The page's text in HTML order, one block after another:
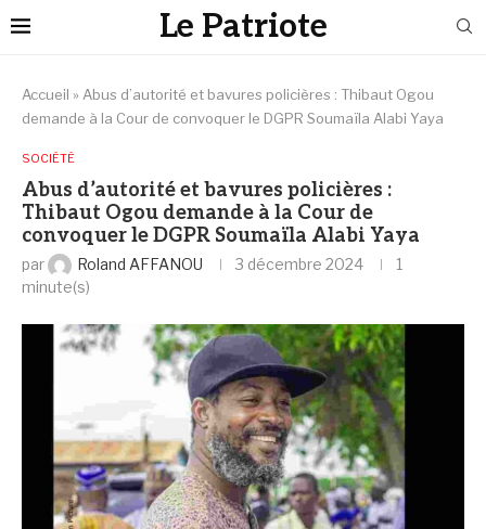
Le Patriote
Accueil » Abus d’autorité et bavures policières : Thibaut Ogou
demande à la Cour de convoquer le DGPR Soumaïla Alabi Yaya
SOCIÉTÉ
Abus d’autorité et bavures policières :
Thibaut Ogou demande à la Cour de
convoquer le DGPR Soumaïla Alabi Yaya
par Roland AFFANOU 3 décembre 2024
1
minute(s)